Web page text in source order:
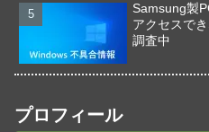
Samsung製
アクセスで
調査中
プロフィール